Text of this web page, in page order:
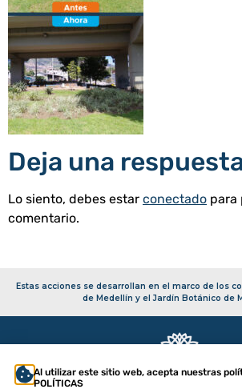
Deja una
Lo siento, debes estar conectado para
comentario.
Estas acciones se desarrollan en el marco de los
de Medellín y el Jardín Botánico de
Al utilizar este sitio web, acepta nuestras
POLÍTICAS